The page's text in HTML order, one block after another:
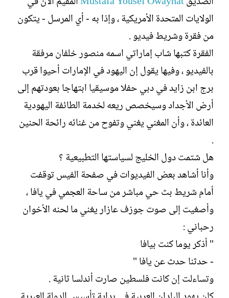
الولايات المتحدة الأمريكية ، وإذا به - أي المرسل - يتكون
من فقرة وشريط فيديو .
الفقرة كتبها شاب إماراتي اسمه منصور خلفان مرفقة
بالفيديو ، وفيها يقول إن اليهود في الإمارات أحيوا قرب
برج ابن زايد في دبي حفلا موسيقيا ابتهاجا بعودتهم إلى
أرض الأجداد وسيخصص ريعه لخدمة الطائفة اليهودية
العائدة ، وأن المغني يغني وتفوح من غنائه رائحة الحنين
.
هل شتمت دول الخليج لسياستها التطبيعية ؟
وأنا أشاهد بعض الفيديوات في صفحة الفيس توقفت
أمام شريط بث حي مباشر من ساحة العجمي في يافا ،
وأصغيت إلى صوت جوزف عازار يغني ما لحنه الأخوان
رحباني :
" أذكر يوما كنت بيافا
- حدثنا حدث عن يافا "
وتساءلت إن كانت فلسطين صارت أندلسا ثانية .